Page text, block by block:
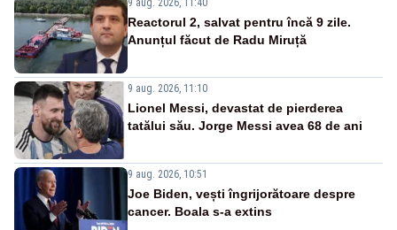
Reactorul 2, salvat pentru încă 9 zile.
Anunțul făcut de Radu Miruță
9 aug. 2026, 11:10
Lionel Messi, devastat de pierderea
tatălui său. Jorge Messi avea 68 de ani
9 aug. 2026, 10:51
Joe Biden, vești îngrijorătoare despre
cancer. Boala s-a extins